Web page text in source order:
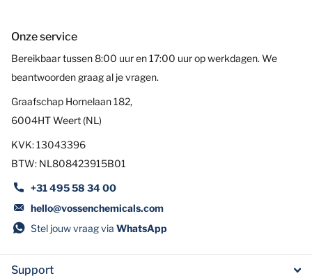
Onze service
Bereikbaar tussen 8:00 uur en 17:00 uur op werkdagen. We
beantwoorden graag al je vragen.
Graafschap Hornelaan 182,
6004HT Weert (NL)
KVK: 13043396
BTW: NL808423915B01
+31 495 58 34 00
hello@vossenchemicals.com
Stel jouw vraag via WhatsApp
Support